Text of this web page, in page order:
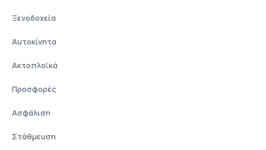
Ξενοδοχεία
Αυτοκίνητα
Ακτοπλοϊκά
Προσφορές
Ασφάλιση
Στάθμευση